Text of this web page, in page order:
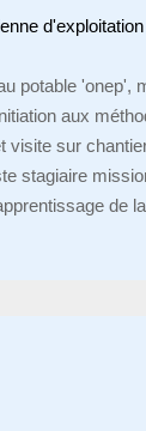
potable 'onep',
aux
visite sur
stagiaire
de la